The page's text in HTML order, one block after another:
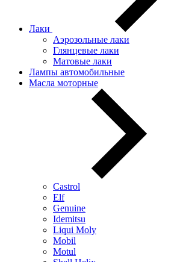
Лаки
Аэрозольные лаки
Глянцевые лаки
Матовые лаки
Лампы автомобильные
Масла моторные
Castrol
Elf
Genuine
Idemitsu
Liqui Moly
Mobil
Motul